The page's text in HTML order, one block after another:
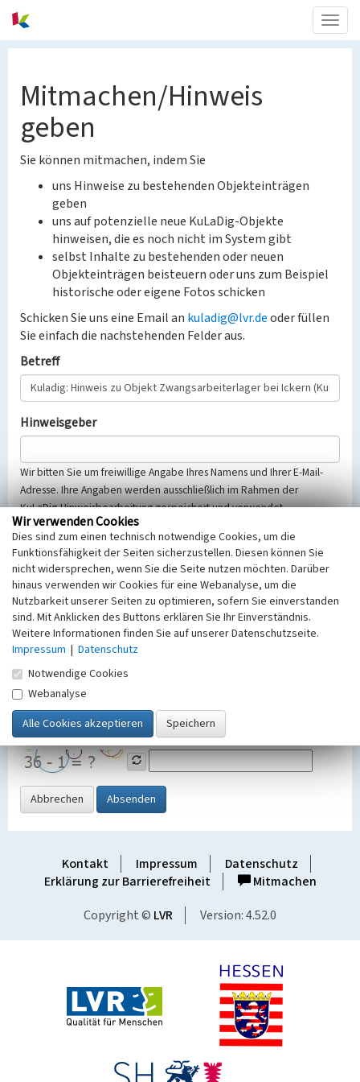
Mitmachen/Hinweis
geben
Sie können mitmachen, indem Sie
uns Hinweise zu bestehenden Objekteinträgen
geben
uns auf potenzielle neue KuLaDig-Objekte
hinweisen, die es noch nicht im System gibt
selbst Inhalte zu bestehenden oder neuen
Objekteinträgen beisteuern oder uns zum Beispiel
historische oder eigene Fotos schicken
Schicken Sie uns eine Email an kuladig@lvr.deoder füllen
Sie einfach die nachstehenden Felder aus.
Betreff
Hinweisgeber
Wir bitten Sie um freiwillige Angabe Ihres Namens und Ihrer E-Mail-
Adresse. Ihre Angaben werden ausschließlich im Rahmen der
KuLaDig-Hinweisbearbeitung gespeichert und verwendet.
Selbstverständlich werden diese entsprechend der Vorschriften des
Telemediengesetzes, des Datenschutzgesetzes NRW und der seit
dem 25.05.2018 gültigen Europäischen Datenschutzgrundverordnung
(EU-DSGVO) vertraulich behandelt, beachten Sie bitte unsere
Hinweise zumDatenschutz
Nachricht
SicherheitsabfrageTragen Sie unten das Rechenergebnis aus der
Grafik ein
Abbrechen Absenden
Kontakt Impressum
Datenschutz
Erklärung zur Barrierefreiheit
Mitmachen
Copyright © LVR Version: 4.52.0
Wir verwenden Cookies
Dies sind zum einen technisch notwendige Cookies, um die
Funktionsfähigkeit der Seiten sicherzustellen. Diesen können Sie
nicht widersprechen, wenn Sie die Seite nutzen möchten. Darüber
hinaus verwenden wir Cookies für eine Webanalyse, um die
Nutzbarkeit unserer Seiten zu optimieren, sofern Sie einverstanden
sind. Mit Anklicken des Buttons erklären Sie Ihr Einverständnis.
Weitere Informationen finden Sie auf unserer Datenschutzseite.
Impressum | Datenschutz
Notwendige Cookies
Webanalyse